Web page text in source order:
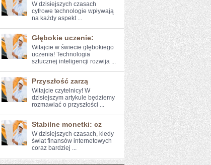
W ‌dzisiejszych czasach⁤
cyfrowe technologie wpływają⁣
na⁢ każdy aspekt⁣ ...
Głębokie uczenie:
Witajcie w świecie głębokiego
uczenia! Technologia
sztucznej inteligencji rozwija ...
Przyszłość zarzą
Witajcie czytelnicy! W‌
dzisiejszym artykule będziemy
rozmawiać o przyszłości ...
Stabilne monetki: cz
W ‍dzisiejszych czasach, kiedy
świat finansów ⁤internetowych
coraz bardziej ...